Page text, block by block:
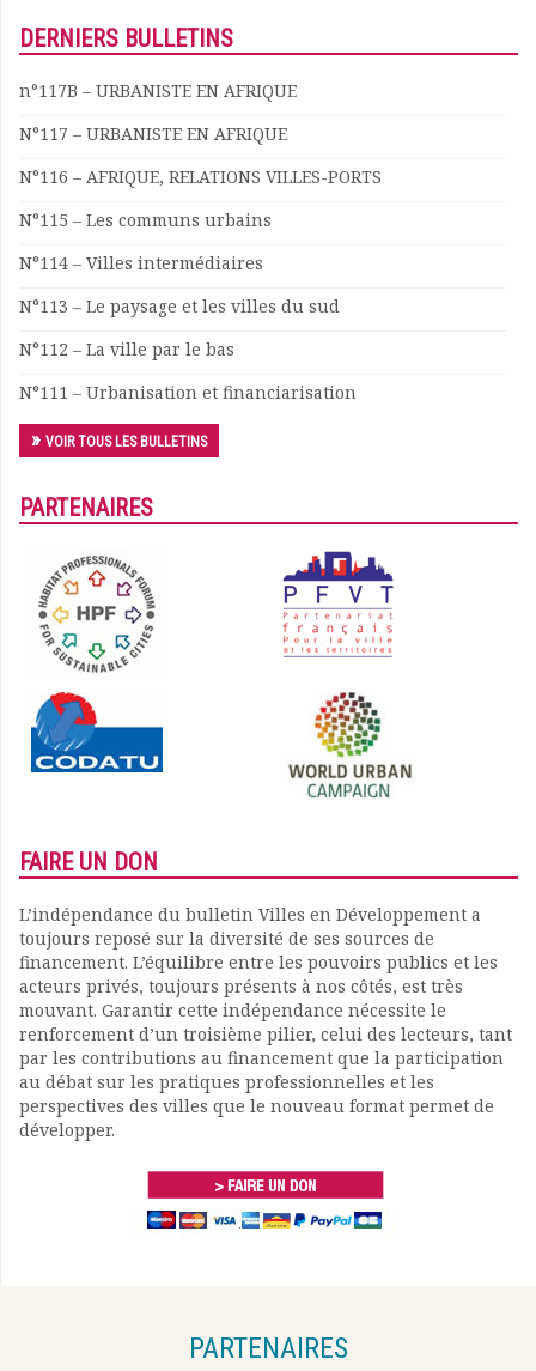
Publications et rapports
Documents
Les adhérents
Offres d’emploi
Forum
Nous contacter
DERNIERS BULLETINS
n°117B – URBANISTE EN AFRIQUE
N°117 – URBANISTE EN AFRIQUE
N°116 – AFRIQUE, RELATIONS VILLES-PORTS
N°115 – Les communs urbains
N°114 – Villes intermédiaires
N°113 – Le paysage et les villes du sud
N°112 – La ville par le bas
N°111 – Urbanisation et financiarisation
VOIR TOUS LES BULLETINS
PARTENAIRES
FAIRE UN DON
L’indépendance du bulletin Villes en Développement a
toujours reposé sur la diversité de ses sources de
financement. L’équilibre entre les pouvoirs publics et les
acteurs privés, toujours présents à nos côtés, est très
mouvant. Garantir cette indépendance nécessite le
renforcement d’un troisième pilier, celui des lecteurs, tant
par les contributions au financement que la participation
au débat sur les pratiques professionnelles et les
perspectives des villes que le nouveau format permet de
développer.
PARTENAIRES